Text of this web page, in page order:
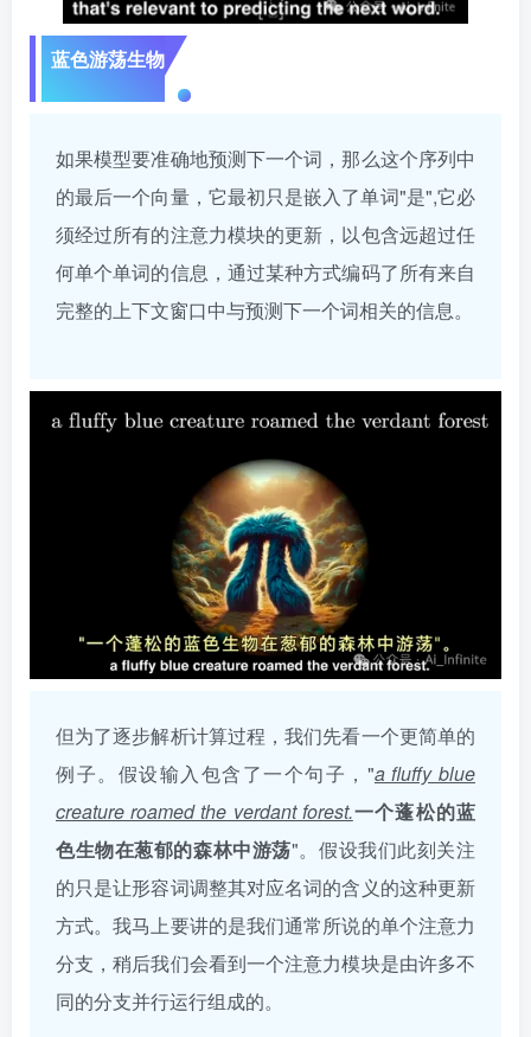
蓝色游荡生物
如果模型要准确地预测下一个词，那么这个序列中
的最后一个向量，它最初只是嵌入了单词"是",它必
须经过所有的注意力模块的更新，以包含远超过任
何单个单词的信息，通过某种方式编码了所有来自
完整的上下文窗口中与预测下一个词相关的信息。
但为了逐步解析计算过程，我们先看一个更简单的
例子。假设输入包含了一个句子，"a fluffy blue
creature roamed the verdant forest.一个蓬松的蓝
色生物在葱郁的森林中游荡"。假设我们此刻关注
的只是让形容词调整其对应名词的含义的这种更新
方式。我马上要讲的是我们通常所说的单个注意力
分支，稍后我们会看到一个注意力模块是由许多不
同的分支并行运行组成的。